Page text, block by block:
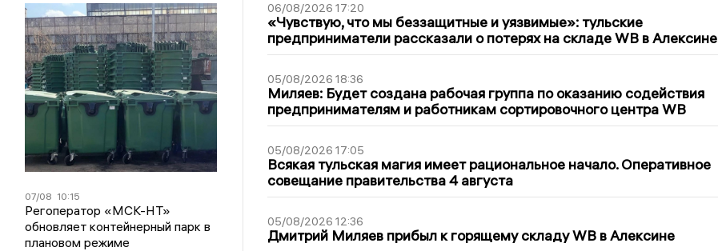
07/08 10:15
Регоператор «МСК-НТ»
обновляет контейнерный парк в
плановом режиме
06/08/2026 17:20
«Чувствую, что мы беззащитные и уязвимые»: тульские
предприниматели рассказали о потерях на складе WB в Алексине
05/08/2026 18:36
Миляев: Будет создана рабочая группа по оказанию содействия
предпринимателям и работникам сортировочного центра WB
05/08/2026 17:05
Всякая тульская магия имеет рациональное начало. Оперативное
совещание правительства 4 августа
05/08/2026 12:36
Дмитрий Миляев прибыл к горящему складу WB в Алексине